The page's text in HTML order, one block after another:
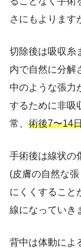
さにもよります
切除後は吸収糸
内で自然に分解
中のような張力
するために非吸
常、 術後7〜14
手術後は線状の
(皮膚の自然な
にくくすること
線になっていき
背中は体動によ